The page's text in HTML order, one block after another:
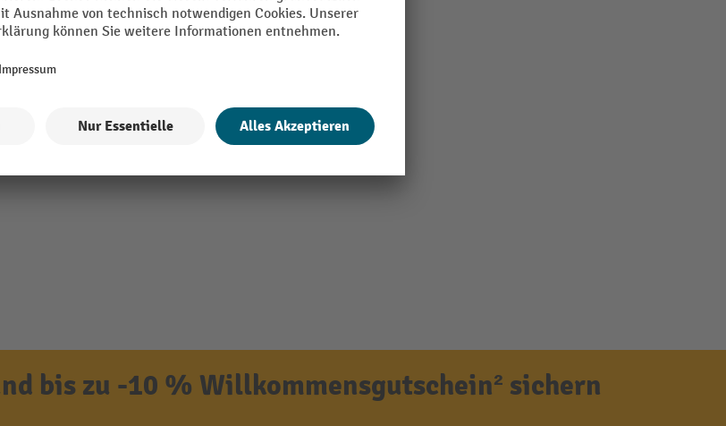
bis zu -10 % Willkommensgutschein² sichern